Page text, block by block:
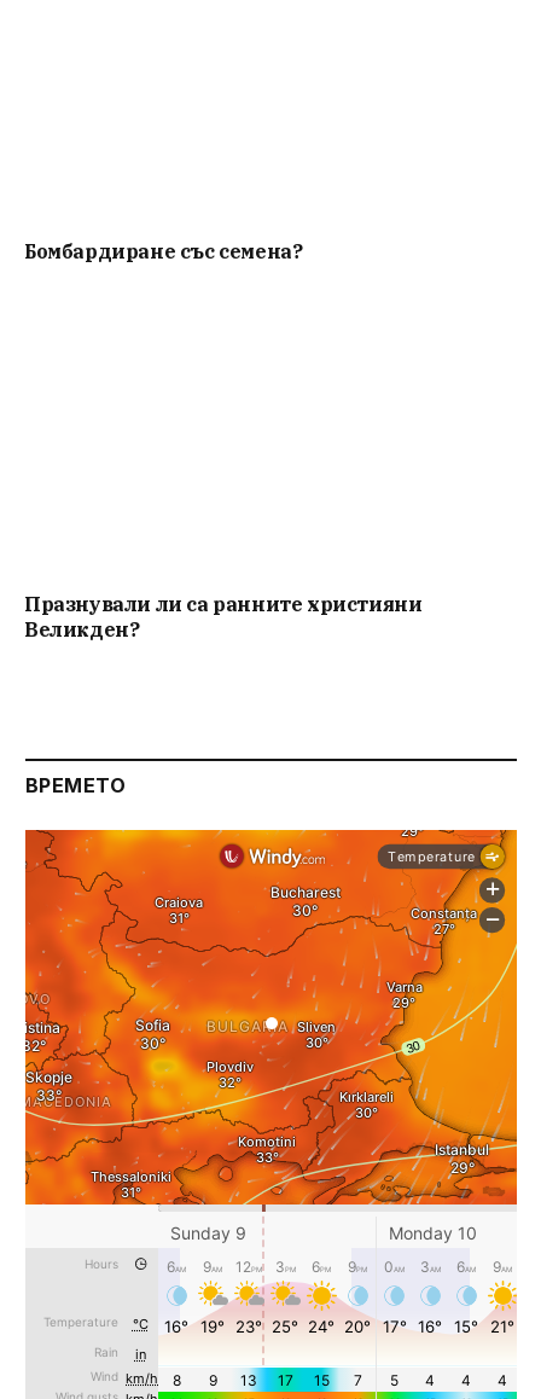
Бомбардиране със семена?
Празнували ли са ранните християни
Великден?
ВРЕМЕТО